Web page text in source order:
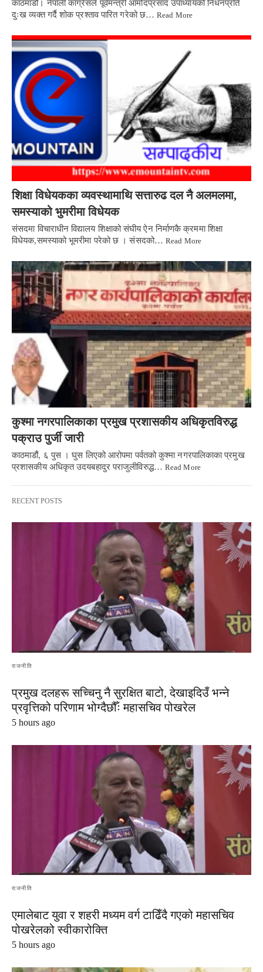
काठमाडौ। नेपाली काँग्रेसले पूर्वमन्त्री आमोदप्रसाद उपाध्यायको निधनप्रति
दुःख व्यक्त गर्दै शोक प्रश्ताव पारित गरेको छ…Read More
शिक्षा विधेयकका व्यवस्थामाथि सत्तारुढ दल नै अलमलमा,
समस्याको भुमरीमा विधेयक
संसदमा विचाराधीन विद्यालय शिक्षाको संघीय ऐन निर्माणकै क्रममा शिक्षा
विधेयक,समस्याको भूमरीमा परेको छ । संसदको…Read More
कुश्मा नगरपालिकाका प्रमुख प्रशासकीय अधिकृतविरुद्ध
पक्राउ पुर्जी जारी
काठमाडौं, ६ पुस । घुस लिएको आरोपमा पर्वतको कुश्मा नगरपालिकाका प्रमुख
प्रशासकीय अधिकृत उदयबहादुर पराजुलीविरुद्ध… Read More
RECENT POSTS
राजनीति
प्रमुख दलहरू सच्चिनु नै सुरक्षित बाटो, देखाइदिउँ भन्ने
प्रवृत्तिको परिणाम भोग्दैछौँः महासचिव पोखरेल
5 hours ago
राजनीति
एमालेबाट युवा र शहरी मध्यम वर्ग टाढिँदै गएको महासचिव
पोखरेलको स्वीकारोक्ति
5 hours ago